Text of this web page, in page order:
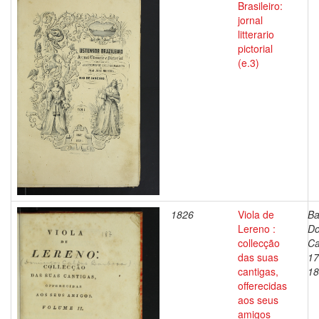
Brasileiro:
jornal
litterario
pictorial
(e.3)
1826
Viola de
Lereno :
collecção
das suas
cantigas,
offerecidas
aos seus
amigos